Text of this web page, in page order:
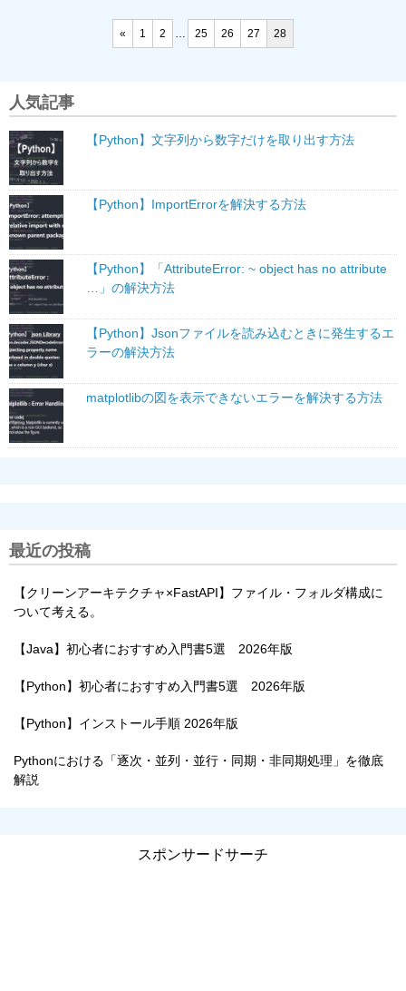
« 1 2 … 25 26 27 28
人気記事
【Python】文字列から数字だけを取り出す方法
【Python】ImportErrorを解決する方法
【Python】「AttributeError: ~ object has no attribute
…」の解決方法
【Python】Jsonファイルを読み込むときに発生するエ
ラーの解決方法
matplotlibの図を表示できないエラーを解決する方法
最近の投稿
【クリーンアーキテクチャ×FastAPI】ファイル・フォルダ構成に
ついて考える。
【Java】初心者におすすめ入門書5選 2026年版
【Python】初心者におすすめ入門書5選 2026年版
【Python】インストール手順 2026年版
Pythonにおける「逐次・並列・並行・同期・非同期処理」を徹底
解説
スポンサードサーチ